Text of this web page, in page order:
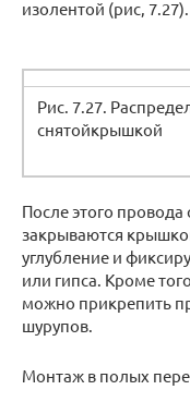
изолентой (рис, 7.27).
Рис. 7.27.
снятойкрышкой
После этого провода
закрываются
углубление и
или гипса. Кроме
можно прикрепить
шурупов.
Монтаж в полых